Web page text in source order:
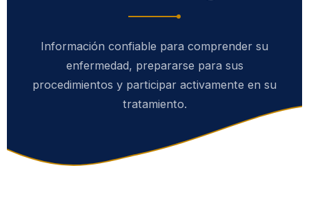
Información confiable para comprender su
enfermedad, prepararse para sus
procedimientos y participar activamente en su
tratamiento.